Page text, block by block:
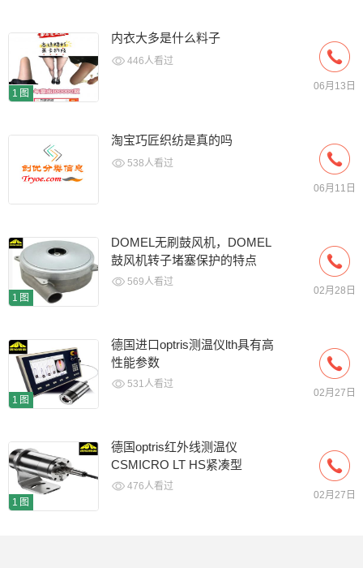
1图
内衣大多是什么料子
446人看过
06月13日
淘宝巧匠织纺是真的吗
538人看过
06月11日
1图
DOMEL无刷鼓风机，DOMEL
鼓风机转子堵塞保护的特点
569人看过
02月28日
1图
德国进口optris测温仪lth具有高
性能参数
531人看过
02月27日
1图
德国optris红外线测温仪
CSMICRO LT HS紧凑型
476人看过
02月27日